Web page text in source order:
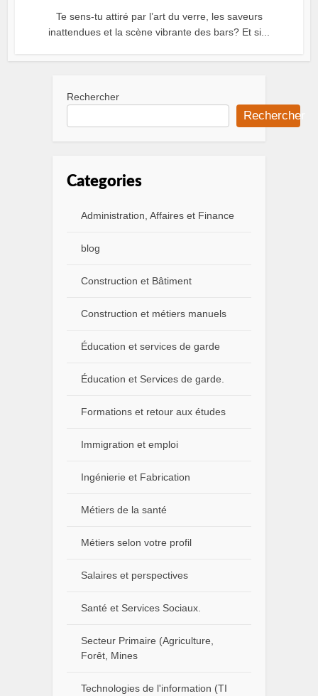
Te sens-tu attiré par l’art du verre, les saveurs
inattendues et la scène vibrante des bars? Et si...
Rechercher
Rechercher
Categories
Administration, Affaires et Finance
blog
Construction et Bâtiment
Construction et métiers manuels
Éducation et services de garde
Éducation et Services de garde.
Formations et retour aux études
Immigration et emploi
Ingénierie et Fabrication
Métiers de la santé
Métiers selon votre profil
Salaires et perspectives
Santé et Services Sociaux.
Secteur Primaire (Agriculture,
Forêt, Mines
Technologies de l'information (TI